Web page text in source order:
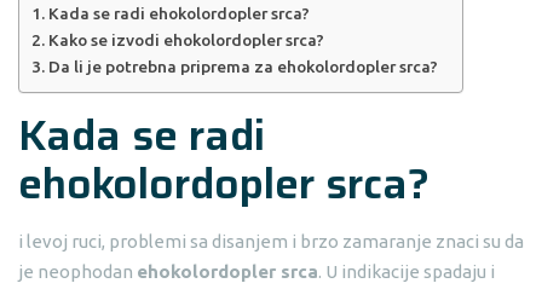
Kada se radi ehokolordopler srca?
Kako se izvodi ehokolordopler srca?
Da li je potrebna priprema za ehokolordopler srca?
Kada se radi
ehokolordopler srca?
i levoj ruci, problemi sa disanjem i brzo zamaranje znaci su da
je neophodan ehokolordopler srca. U indikacije spadaju i